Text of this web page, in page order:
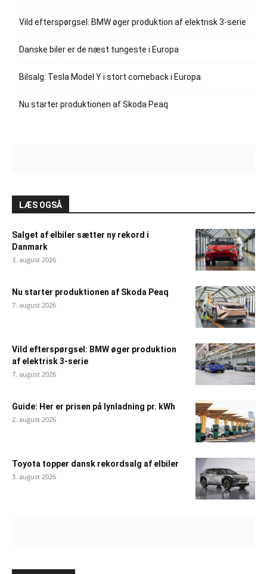
Vild efterspørgsel: BMW øger produktion af elektrisk 3-serie
Danske biler er de næst tungeste i Europa
Bilsalg: Tesla Model Y i stort comeback i Europa
Nu starter produktionen af Skoda Peaq
LÆS OGSÅ
Salget af elbiler sætter ny rekord i
Danmark
3. august 2026
Nu starter produktionen af Skoda Peaq
7. august 2026
Vild efterspørgsel: BMW øger produktion
af elektrisk 3-serie
7. august 2026
Guide: Her er prisen på lynladning pr. kWh
2. august 2026
Toyota topper dansk rekordsalg af elbiler
3. august 2026